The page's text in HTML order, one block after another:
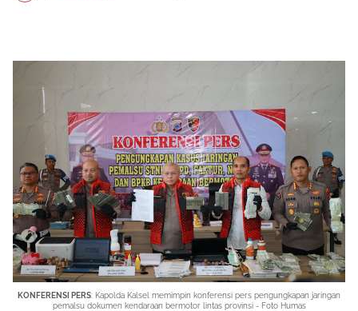
KONFERENSI PERS: Kapolda Kalsel memimpin konferensi pers pengungkapan jaringan
pemalsu dokumen kendaraan bermotor lintas provinsi - Foto Humas